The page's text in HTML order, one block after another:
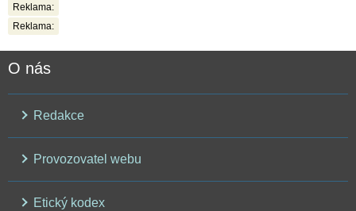
Reklama:
Reklama:
O nás
Redakce
Provozovatel webu
Etický kodex